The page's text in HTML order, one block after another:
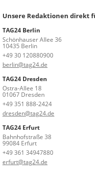
Unsere Redaktionen direkt
TAG24 Berlin
Schönhauser Allee 36
10435 Berlin
+49 30 120880900
berlin@tag24.de
TAG24 Dresden
Ostra-Allee 18
01067 Dresden
+49 351 888-2424
dresden@tag24.de
TAG24 Erfurt
Bahnhofstraße 38
99084 Erfurt
+49 361 34947880
erfurt@tag24.de